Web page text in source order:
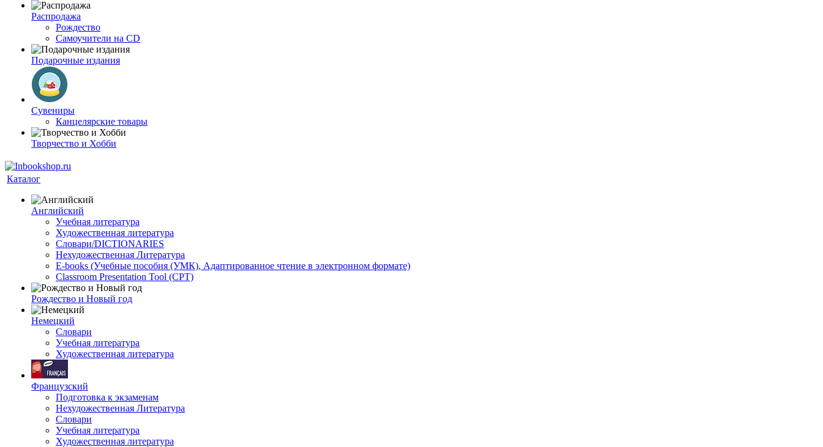
Распродажа
Рождество
Самоучители на CD
Подарочные издания
Сувениры
Канцелярские товары
Творчество и Хобби
Каталог
Английский
Учебная литература
Художественная литература
Словари/DICTIONARIES
Нехудожественная Литература
E-books (Учебные пособия (УМК), Адаптированное чтение в электронном формате)
Classroom Presentation Tool (CPT)
Рождество и Новый год
Немецкий
Словари
Учебная литература
Художественная литература
Французский
Подготовка к экзаменам
Нехудожественная Литература
Словари
Учебная литература
Художественная литература